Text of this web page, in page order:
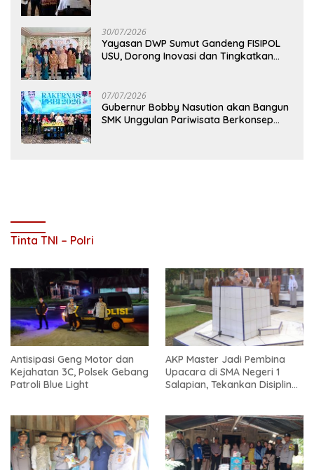
30/07/2026
Yayasan DWP Sumut Gandeng FISIPOL
USU, Dorong Inovasi dan Tingkatkan
07/07/2026
Gubernur Bobby Nasution akan Bangun
SMK Unggulan Pariwisata Berkonsep
Tinta TNI – Polri
Antisipasi Geng Motor dan
Kejahatan 3C, Polsek Gebang
Patroli Blue Light
AKP Master Jadi Pembina
Upacara di SMA Negeri 1
Salapian, Tekankan Disiplin